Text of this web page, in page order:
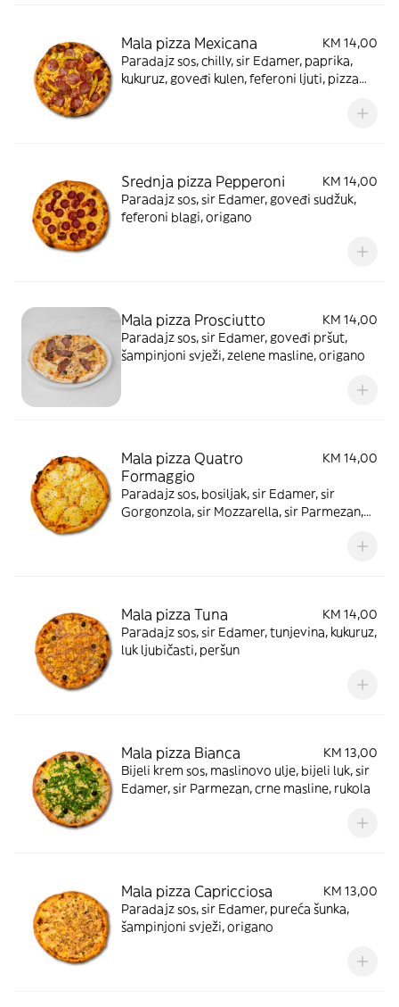
Mala pizza Mexicana
KM 14,00
Paradajz sos, chilly, sir Edamer, paprika,
kukuruz, goveđi kulen, feferoni ljuti, pizza
Srednja pizza Pepperoni
KM 14,00
Paradajz sos, sir Edamer, goveđi sudžuk,
feferoni blagi, origano
Mala pizza Prosciutto
KM 14,00
Paradajz sos, sir Edamer, goveđi pršut,
šampinjoni svježi, zelene masline, origano
Mala pizza Quatro
Formaggio
KM 14,00
Paradajz sos, bosiljak, sir Edamer, sir
Gorgonzola, sir Mozzarella, sir Parmezan,
Mala pizza Tuna
KM 14,00
Paradajz sos, sir Edamer, tunjevina, kukuruz,
luk ljubičasti, peršun
Mala pizza Bianca
KM 13,00
Bijeli krem sos, maslinovo ulje, bijeli luk, sir
Edamer, sir Parmezan, crne masline, rukola
Mala pizza Capricciosa
KM 13,00
Paradajz sos, sir Edamer, pureća šunka,
šampinjoni svježi, origano